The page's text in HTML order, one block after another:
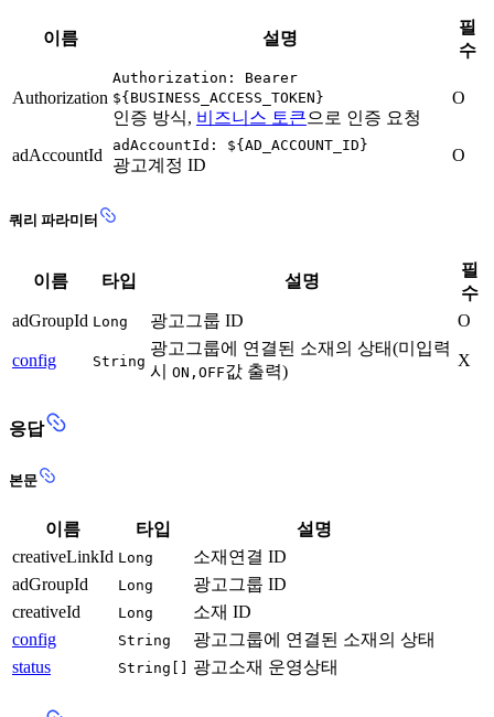
이름 설명
필
수
Authorization
Authorization: Bearer
${BUSINESS_ACCESS_TOKEN}
인증 방식, 비즈니스 토큰으로 인증 요청
O
adAccountId
adAccountId: ${AD_ACCOUNT_ID}
광고계정 ID
O
쿼리 파라미터
이름 타입 설명
필
수
adGroupId Long 광고그룹 ID O
config String
광고그룹에 연결된 소재의 상태(미입력
시 ON,OFF값 출력)
X
응답
본문
이름 타입
설명
creativeLinkId Long
소재연결 ID
adGroupId
Long
광고그룹 ID
creativeId
Long
소재 ID
config
String
광고그룹에 연결된 소재의 상태
status
String[] 광고소재 운영상태